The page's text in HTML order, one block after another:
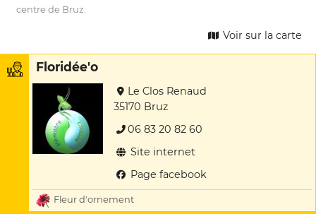
centre de Bruz.
Voir sur la carte
Floridée'o
Le Clos Renaud
35170 Bruz
06 83 20 82 60
Site internet
Page facebook
Fleur d'ornement